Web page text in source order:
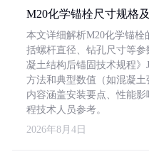
M20化学锚栓尺寸规格
本文详细解析M20化学锚
括螺杆直径、钻孔尺寸等
凝土结构后锚固技术规程》
方法和典型数值（如混凝土
内容涵盖安装要点、性能
程技术人员参考。
2026年8月4日